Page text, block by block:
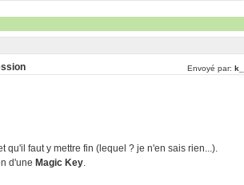
Envoyé par:
qu'il faut y mettre fin (lequel ? je n'en sais rien...).
d'une Magic Key.